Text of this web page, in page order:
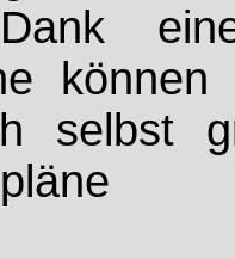
können
selbst